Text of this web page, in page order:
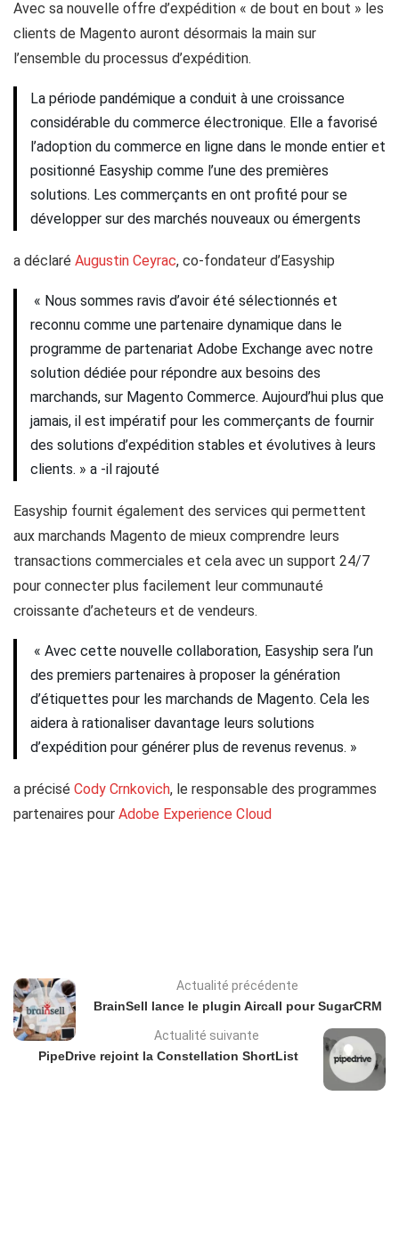
Avec sa nouvelle offre d’expédition « de bout en bout » les
clients de Magento auront désormais la main sur
l’ensemble du processus d’expédition.
La période pandémique a conduit à une croissance
considérable du commerce électronique. Elle a favorisé
l’adoption du commerce en ligne dans le monde entier et
positionné Easyship comme l’une des premières
solutions. Les commerçants en ont profité pour se
développer sur des marchés nouveaux ou émergents
a déclaré Augustin Ceyrac, co-fondateur d’Easyship
« Nous sommes ravis d’avoir été sélectionnés et
reconnu comme une partenaire dynamique dans le
programme de partenariat Adobe Exchange avec notre
solution dédiée pour répondre aux besoins des
marchands, sur Magento Commerce. Aujourd’hui plus que
jamais, il est impératif pour les commerçants de fournir
des solutions d’expédition stables et évolutives à leurs
clients. » a -il rajouté
Easyship fournit également des services qui permettent
aux marchands Magento de mieux comprendre leurs
transactions commerciales et cela avec un support 24/7
pour connecter plus facilement leur communauté
croissante d’acheteurs et de vendeurs.
« Avec cette nouvelle collaboration, Easyship sera l’un
des premiers partenaires à proposer la génération
d’étiquettes pour les marchands de Magento. Cela les
aidera à rationaliser davantage leurs solutions
d’expédition pour générer plus de revenus revenus. »
a précisé Cody Crnkovich, le responsable des programmes
partenaires pour Adobe Experience Cloud
Actualité précédente
BrainSell lance le plugin Aircall pour SugarCRM
Actualité suivante
PipeDrive rejoint la Constellation ShortList